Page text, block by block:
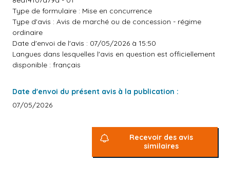
Type de formulaire : Mise en concurrence
Type d'avis : Avis de marché ou de concession - régime
ordinaire
Date d'envoi de l'avis : 07/05/2026 à 15:50
Langues dans lesquelles l'avis en question est officiellement
disponible : français
Date d'envoi du présent avis à la publication :
07/05/2026
Recevoir des avis
similaires